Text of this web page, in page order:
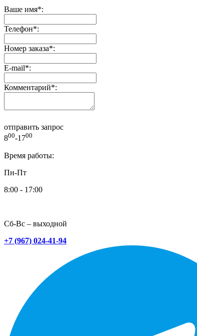
Ваше имя*:
Телефон*:
Номер заказа*:
E-mail*:
Комментарий*:
отправить запрос
800-1700
Время работы:
Пн-Пт
8:00 - 17:00
Сб-Вс – выходной
+7 (967) 024-41-94